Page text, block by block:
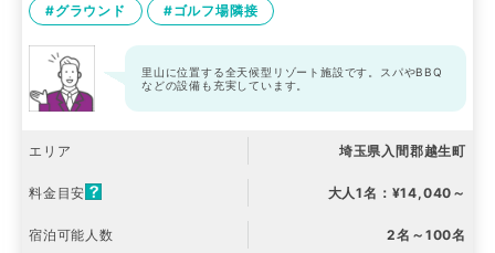
#グラウンド #ゴルフ場隣接
里山に位置する全天候型リゾート施設です。スパやBBQ
などの設備も充実しています。
エリア 埼玉県入間郡越生町
料金目安 大人1名：¥14,040～
宿泊可能人数 2名～100名